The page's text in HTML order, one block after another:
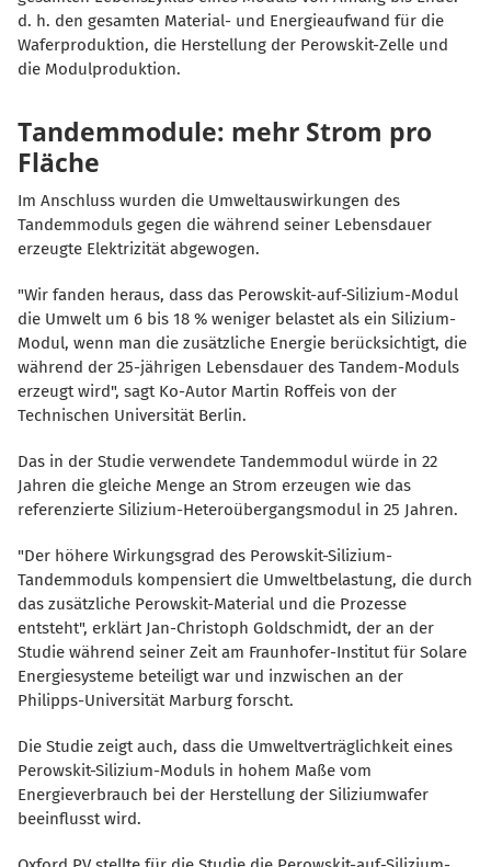
d. h. den gesamten Material- und Energieaufwand für die
Waferproduktion, die Herstellung der Perowskit-Zelle und
die Modulproduktion.
Tandemmodule: mehr Strom pro
Fläche
Im Anschluss wurden die Umweltauswirkungen des
Tandemmoduls gegen die während seiner Lebensdauer
erzeugte Elektrizität abgewogen.
"Wir fanden heraus, dass das Perowskit-auf-Silizium-Modul
die Umwelt um 6 bis 18 % weniger belastet als ein Silizium-
Modul, wenn man die zusätzliche Energie berücksichtigt, die
während der 25-jährigen Lebensdauer des Tandem-Moduls
erzeugt wird", sagt Ko-Autor Martin Roffeis von der
Technischen Universität Berlin.
Das in der Studie verwendete Tandemmodul würde in 22
Jahren die gleiche Menge an Strom erzeugen wie das
referenzierte Silizium-Heteroübergangsmodul in 25 Jahren.
"Der höhere Wirkungsgrad des Perowskit-Silizium-
Tandemmoduls kompensiert die Umweltbelastung, die durch
das zusätzliche Perowskit-Material und die Prozesse
entsteht", erklärt Jan-Christoph Goldschmidt, der an der
Studie während seiner Zeit am Fraunhofer-Institut für Solare
Energiesysteme beteiligt war und inzwischen an der
Philipps-Universität Marburg forscht.
Die Studie zeigt auch, dass die Umweltverträglichkeit eines
Perowskit-Silizium-Moduls in hohem Maße vom
Energieverbrauch bei der Herstellung der Siliziumwafer
beeinflusst wird.